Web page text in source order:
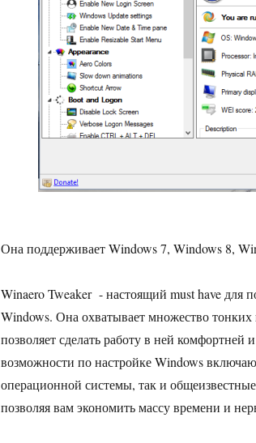
Она поддерживает Windows 7, Windows 8,
Winaero Tweaker - настоящий must have для
Windows. Она охватывает множество
позволяет сделать работу в ней
возможности по настройке Windows
операционной системы, так и
позволяя вам экономить массу времени и